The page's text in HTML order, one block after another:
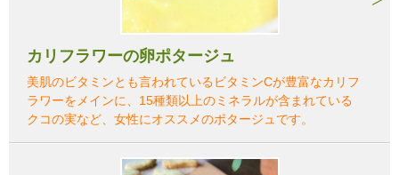
カリフラワーの卵ポタージュ
美肌のビタミンとも言われているビタミンCが豊富なカリフ
ラワーをメインに、15種類以上のミネラルが含まれている
クコの実など、女性にオススメのポタージュです。